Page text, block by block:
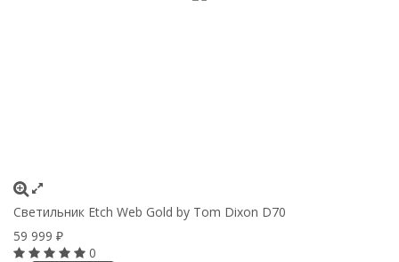
Светильник Etch Web Gold by Tom Dixon D70
59 999 ₽
0